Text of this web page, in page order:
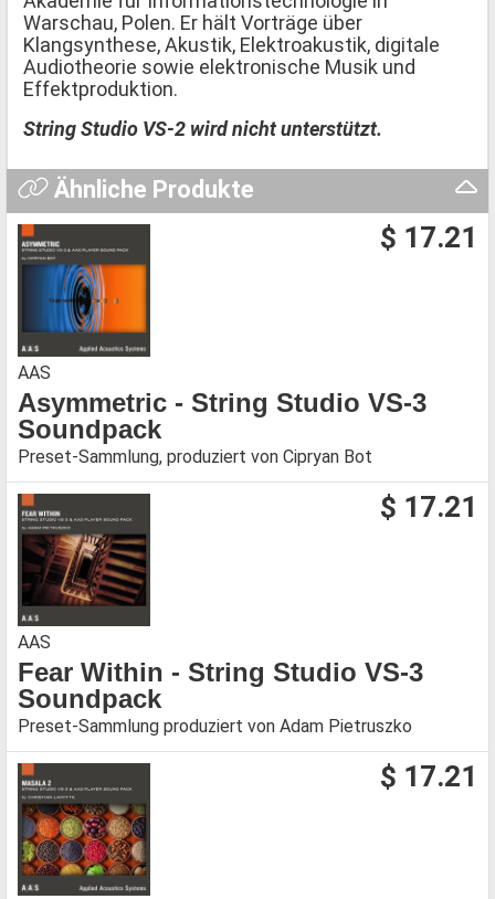
Warschau, Polen. Er hält Vorträge über
Klangsynthese, Akustik, Elektroakustik, digitale
Audiotheorie sowie elektronische Musik und
Effektproduktion.
String Studio VS-2 wird nicht unterstützt.
Ähnliche Produkte
$ 17.21
AAS
Asymmetric - String Studio VS-3
Soundpack
Preset-Sammlung, produziert von Cipryan Bot
$ 17.21
AAS
Fear Within - String Studio VS-3
Soundpack
Preset-Sammlung produziert von Adam Pietruszko
$ 17.21